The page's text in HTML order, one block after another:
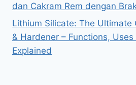
dan Cakram Rem dengan
Lithium Silicate: The Ultimate
& Hardener – Functions,
Explained